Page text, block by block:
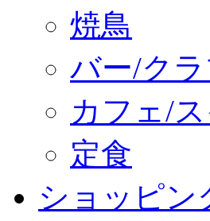
焼鳥
バー/ク
カフェ/
定食
ショッピン